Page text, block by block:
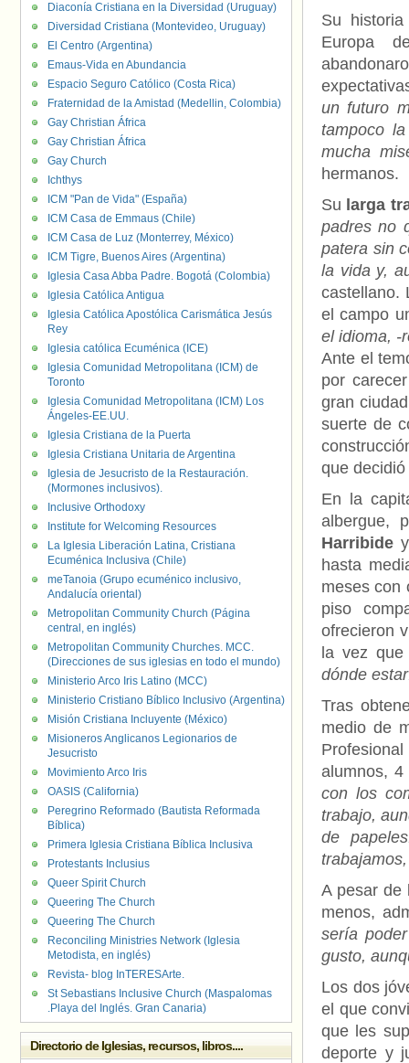
Su
Europa
un futuro
tampoco
mucha
hermanos.
Su larga
padres no
patera sin
la vida y,
castellano.
el campo
el idioma, -
Ante el
por
gran
suerte de
que
En la
albergue,
Harribide
hasta
meses con
piso
ofrecieron
la vez
dónde
Tras
medio de
alumnos,
con los
trabajo,
de
A pesar
menos,
sería
gusto,
Los dos
el que
que les
deporte y
Diaconía Cristiana en la Diversidad (Uruguay)
Diversidad Cristiana (Montevideo, Uruguay)
El Centro (Argentina)
Emaus-Vida en Abundancia
Espacio Seguro Católico (Costa Rica)
Fraternidad de la Amistad (Medellin, Colombia)
Gay Christian África
Gay Christian África
Gay Church
Ichthys
ICM "Pan de Vida" (España)
ICM Casa de Emmaus (Chile)
ICM Casa de Luz (Monterrey, México)
ICM Tigre, Buenos Aires (Argentina)
Iglesia Casa Abba Padre. Bogotá (Colombia)
Iglesia Católica Antigua
Iglesia Católica Apostólica Carismática Jesús
Rey
Iglesia católica Ecuménica (ICE)
Iglesia Comunidad Metropolitana (ICM) de
Toronto
Iglesia Comunidad Metropolitana (ICM) Los
Ángeles-EE.UU.
Iglesia Cristiana de la Puerta
Iglesia Cristiana Unitaria de Argentina
Iglesia de Jesucristo de la Restauración.
(Mormones inclusivos).
Inclusive Orthodoxy
Institute for Welcoming Resources
La Iglesia Liberación Latina, Cristiana
Ecuménica Inclusiva (Chile)
meTanoia (Grupo ecuménico inclusivo,
Andalucía oriental)
Metropolitan Community Church (Página
central, en inglés)
Metropolitan Community Churches. MCC.
(Direcciones de sus iglesias en todo el mundo)
Ministerio Arco Iris Latino (MCC)
Ministerio Cristiano Bíblico Inclusivo (Argentina)
Misión Cristiana Incluyente (México)
Misioneros Anglicanos Legionarios de
Jesucristo
Movimiento Arco Iris
OASIS (California)
Peregrino Reformado (Bautista Reformada
Bíblica)
Primera Iglesia Cristiana Bíblica Inclusiva
Protestants Inclusius
Queer Spirit Church
Queering The Church
Queering The Church
Reconciling Ministries Network (Iglesia
Metodista, en inglés)
Revista- blog InTERESArte.
St Sebastians Inclusive Church (Maspalomas
.Playa del Inglés. Gran Canaria)
Directorio de Iglesias, recursos, libros....